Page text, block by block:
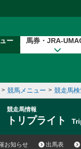
ー 馬券・JRA-
> 競馬メニュー > 競走馬
競走馬情報
トリプライト
お知らせ 出馬表